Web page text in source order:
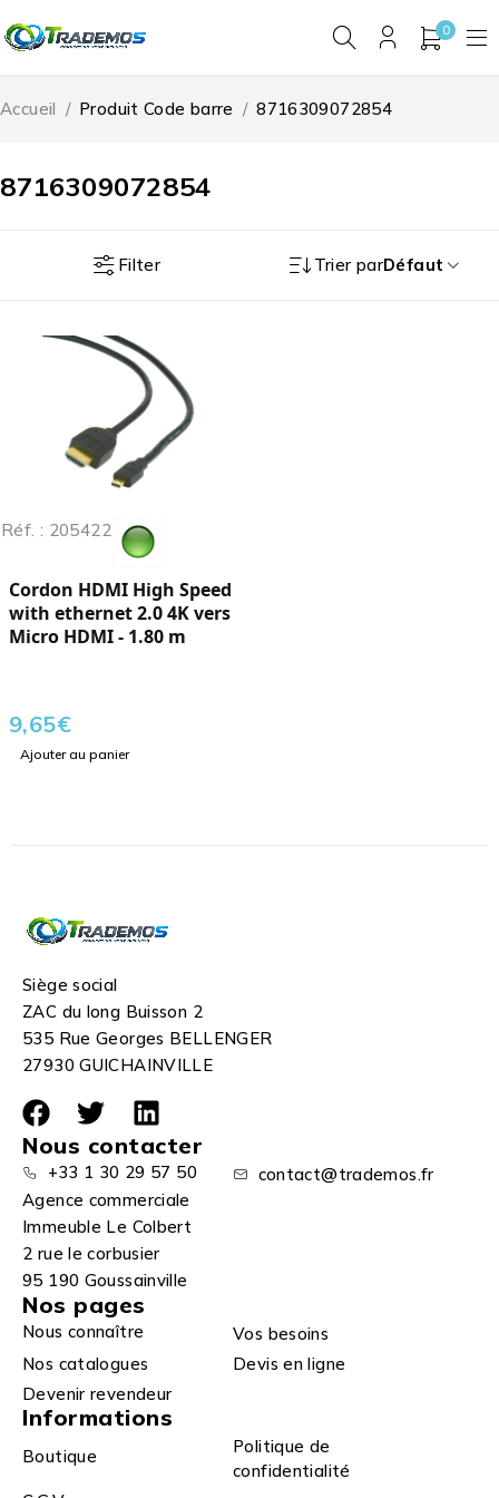
0
8716309072854
Accueil / Produit Code barre / 8716309072854
Filter Trier parDéfaut
Réf. : 205422
Cordon HDMI High Speed
with ethernet 2.0 4K vers
Micro HDMI - 1.80 m
9,65€
Ajouter au panier
Siège social
ZAC du long Buisson 2
535 Rue Georges BELLENGER
27930 GUICHAINVILLE
Nous contacter
+33 1 30 29 57 50
contact@trademos.fr
Agence commerciale
Immeuble Le Colbert
2 rue le corbusier
95 190 Goussainville
Nos pages
Nous connaître
Vos besoins
Nos catalogues
Devis en ligne
Devenir revendeur
Informations
Boutique
Politique de
confidentialité